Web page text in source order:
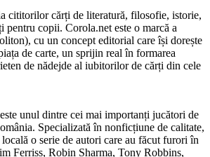
cititorilor cărți de literatură, filosofie, istorie,
pentru copii. Corola.net este o marcă a
cu un concept editorial care își dorește
de carte, un sprijin real în formarea
de nădejde al iubitorilor de cărți din cele
este unul dintre cei mai importanți jucători de
Specializată în nonficțiune de calitate,
o serie de autori care au făcut furori în
Ferriss, Robin Sharma, Tony Robbins,